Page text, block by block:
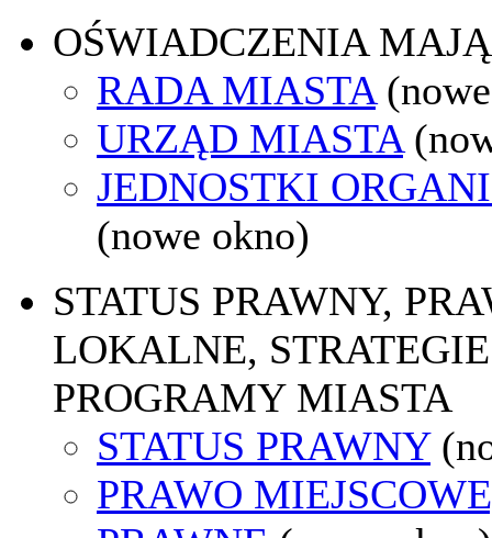
OŚWIADCZENIA
RADA MIASTA
URZĄD MIASTA
JEDNOSTKI
(nowe okno)
STATUS PRAWNY,
LOKALNE,
PROGRAMY MIASTA
STATUS PRAWNY
PRAWO